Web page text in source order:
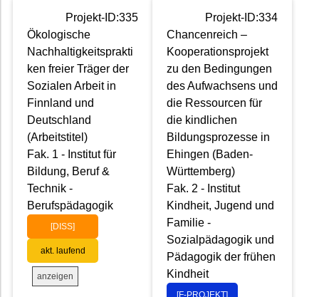
Projekt-ID:335
Ökologische
Nachhaltigkeitsprakti
ken freier Träger der
Sozialen Arbeit in
Finnland und
Deutschland
(Arbeitstitel)
Fak. 1 - Institut für
Bildung, Beruf &
Technik -
Berufspädagogik
[DISS]
akt. laufend
anzeigen
Projekt-ID:334
Chancenreich –
Kooperationsprojekt
zu den Bedingungen
des Aufwachsens und
die Ressourcen für
die kindlichen
Bildungsprozesse in
Ehingen (Baden-
Württemberg)
Fak. 2 - Institut
Kindheit, Jugend und
Familie -
Sozialpädagogik und
Pädagogik der frühen
Kindheit
[F-PROJEKT]